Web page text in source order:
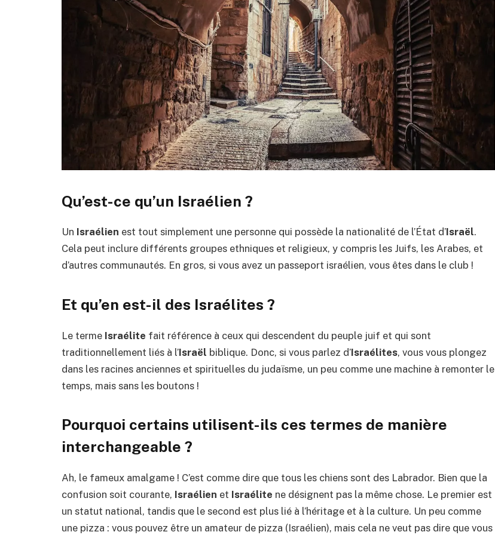
Qu’est-ce qu’un Israélien ?
Un Israélien est tout simplement une personne qui possède la nationalité de l’État d’Israël.
Cela peut inclure différents groupes ethniques et religieux, y compris les Juifs, les Arabes, et
d’autres communautés. En gros, si vous avez un passeport israélien, vous êtes dans le club !
Et qu’en est-il des Israélites ?
Le terme Israélite fait référence à ceux qui descendent du peuple juif et qui sont
traditionnellement liés à l’Israël biblique. Donc, si vous parlez d’Israélites, vous vous plongez
dans les racines anciennes et spirituelles du judaïsme, un peu comme une machine à remonter le
temps, mais sans les boutons !
Pourquoi certains utilisent-ils ces termes de manière
interchangeable ?
Ah, le fameux amalgame ! C’est comme dire que tous les chiens sont des Labrador. Bien que la
confusion soit courante, Israélien et Israélite ne désignent pas la même chose. Le premier est
un statut national, tandis que le second est plus lié à l’héritage et à la culture. Un peu comme
une pizza : vous pouvez être un amateur de pizza (Israélien), mais cela ne veut pas dire que vous